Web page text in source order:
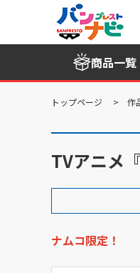
商品一覧
トップページ 作
TVアニメ
ナムコ限定！